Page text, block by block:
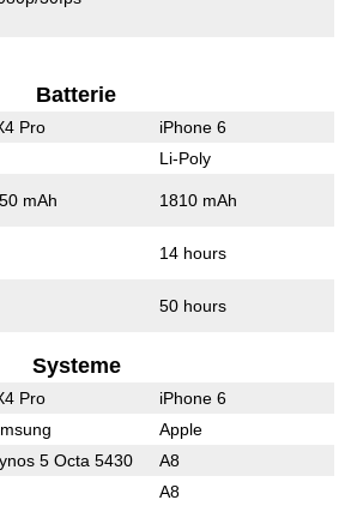
Batterie
Pro iPhone 6
Li-Poly
mAh 1810 mAh
14 hours
50 hours
Systeme
Pro iPhone 6
Apple
5 Octa 5430 A8
A8